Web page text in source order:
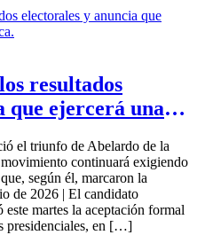
resultados
que ejercerá una
el triunfo de Abelardo de la
continuará exigiendo
según él, marcaron la
de 2026 | El candidato
martes la aceptación formal
presidenciales, en […]